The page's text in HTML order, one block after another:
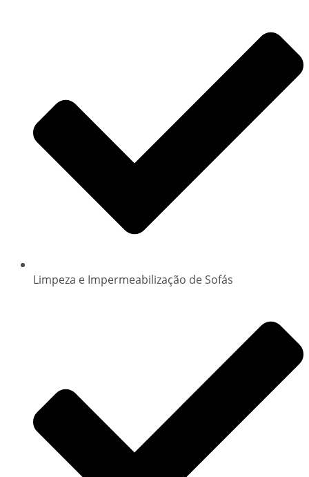
Limpeza e Impermeabilização de Sofás